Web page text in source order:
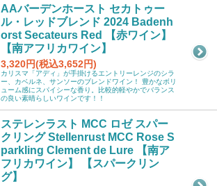
AAバーデンホースト セカトゥー
ル・レッドブレンド 2024 Badenh
orst Secateurs Red 【赤ワイン】
【南アフリカワイン】
3,320円(税込3,652円)
カリスマ「アディ」が手掛けるエントリーレンジのシラ
ー、カベルネ、サンソーのブレンドワイン！ 豊かなボリ
ューム感にスパイシーな香り。比較的軽やかでバランス
の良い素晴らしいワインです！！
ステレンラスト MCC ロゼ スパー
クリング Stellenrust MCC Rose S
parkling Clement de Lure 【南ア
フリカワイン】 【スパークリン
グ】